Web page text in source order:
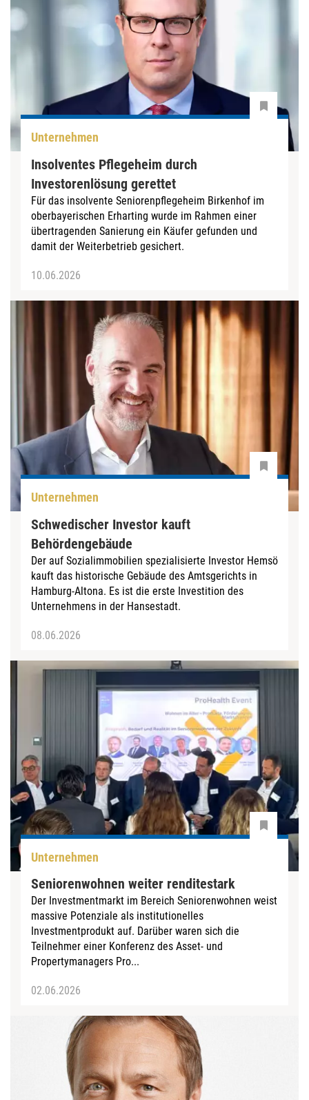
Unternehmen
Insolventes Pflegeheim durch
Investorenlösung gerettet
Für das insolvente Seniorenpflegeheim Birkenhof im
oberbayerischen Erharting wurde im Rahmen einer
übertragenden Sanierung ein Käufer gefunden und
damit der Weiterbetrieb gesichert.
10.06.2026
Unternehmen
Schwedischer Investor kauft
Behördengebäude
Der auf Sozialimmobilien spezialisierte Investor Hemsö
kauft das historische Gebäude des Amtsgerichts in
Hamburg-Altona. Es ist die erste Investition des
Unternehmens in der Hansestadt.
08.06.2026
Unternehmen
Seniorenwohnen weiter renditestark
Der Investmentmarkt im Bereich Seniorenwohnen weist
massive Potenziale als institutionelles
Investmentprodukt auf. Darüber waren sich die
Teilnehmer einer Konferenz des Asset- und
Propertymanagers Pro...
02.06.2026